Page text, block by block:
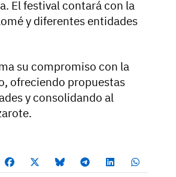
El festival contará con la
y diferentes entidades
su compromiso con la
ofreciendo propuestas
y consolidando al